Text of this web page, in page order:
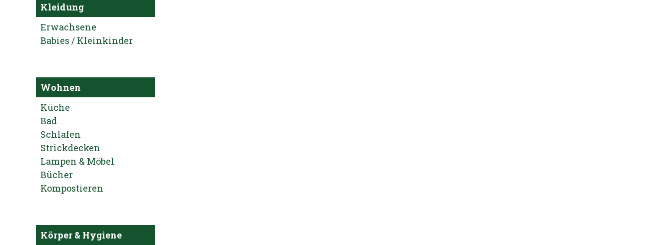
Kleidung
Erwachsene
Babies / Kleinkinder
Wohnen
Küche
Bad
Schlafen
Strickdecken
Lampen & Möbel
Bücher
Kompostieren
Körper & Hygiene